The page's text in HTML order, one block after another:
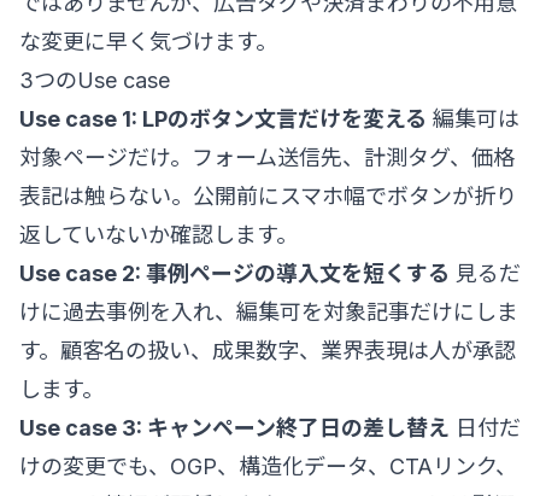
な変更に早く気づけます。
3つのUse case
Use case 1: LPのボタン文言だけを変える 編集可は
対象ページだけ。フォーム送信先、計測タグ、価格
表記は触らない。公開前にスマホ幅でボタンが折り
返していないか確認します。
Use case 2: 事例ページの導入文を短くする 見るだ
けに過去事例を入れ、編集可を対象記事だけにしま
す。顧客名の扱い、成果数字、業界表現は人が承認
します。
Use case 3: キャンペーン終了日の差し替え 日付だ
けの変更でも、OGP、構造化データ、CTAリンク、